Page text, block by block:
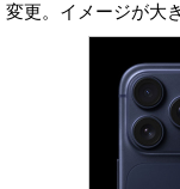
変更。イメージが大